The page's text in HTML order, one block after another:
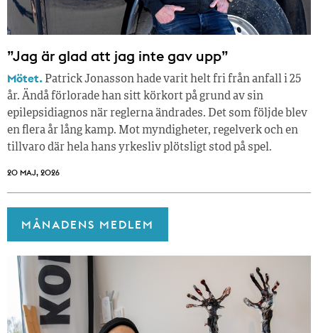
”Jag är glad att jag inte gav upp”
Mötet. Patrick Jonasson hade varit helt fri från anfall i 25
år. Ändå förlorade han sitt körkort på grund av sin
epilepsidiagnos när reglerna ändrades. Det som följde blev
en flera år lång kamp. Mot myndigheter, regelverk och en
tillvaro där hela hans yrkesliv plötsligt stod på spel.
20 MAJ, 2026
MÅNADENS MEDLEM